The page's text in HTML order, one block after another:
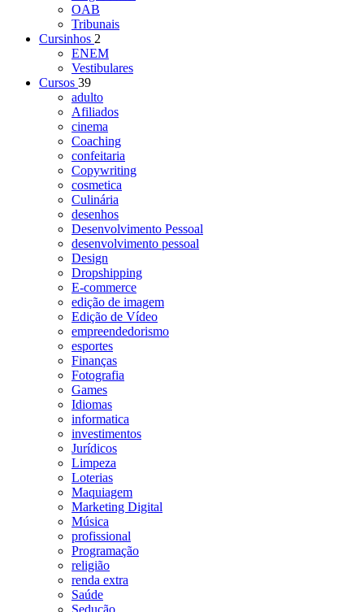
OAB
Tribunais
Cursinhos 2
ENEM
Vestibulares
Cursos 39
adulto
Afiliados
cinema
Coaching
confeitaria
Copywriting
cosmetica
Culinária
desenhos
Desenvolvimento Pessoal
desenvolvimento pessoal
Design
Dropshipping
E-commerce
edição de imagem
Edição de Vídeo
empreendedorismo
esportes
Finanças
Fotografia
Games
Idiomas
informatica
investimentos
Jurídicos
Limpeza
Loterias
Maquiagem
Marketing Digital
Música
profissional
Programação
religião
renda extra
Saúde